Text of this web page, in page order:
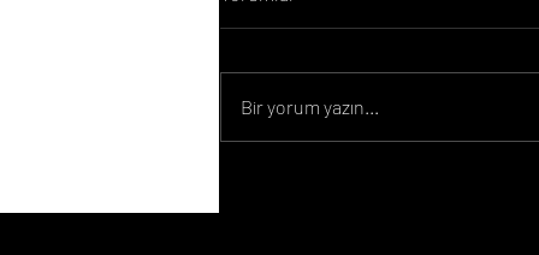
Bir yorum yazın...